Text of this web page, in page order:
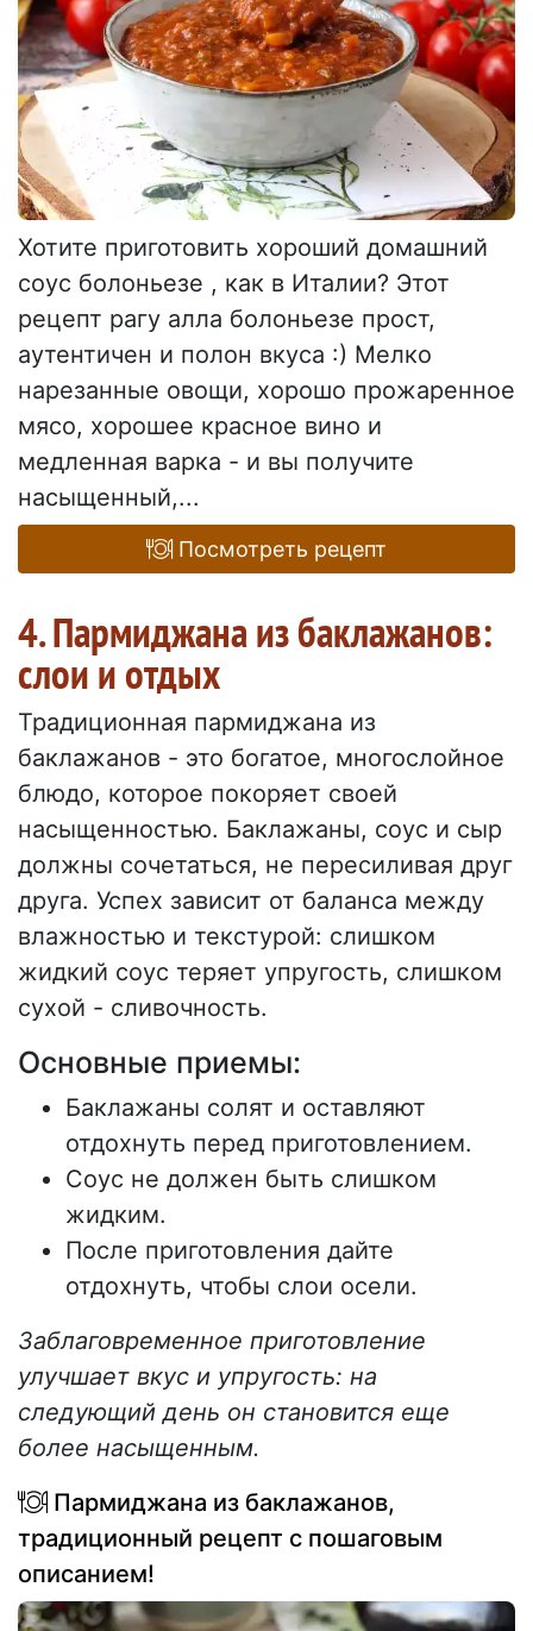
Хотите приготовить хороший домашний
соус болоньезе , как в Италии? Этот
рецепт рагу алла болоньезе прост,
аутентичен и полон вкуса :) Мелко
нарезанные овощи, хорошо прожаренное
мясо, хорошее красное вино и
медленная варка - и вы получите
насыщенный,...
Посмотреть рецепт
4. Пармиджана из баклажанов:
слои и отдых
Традиционная пармиджана из
баклажанов - это богатое, многослойное
блюдо, которое покоряет своей
насыщенностью. Баклажаны, соус и сыр
должны сочетаться, не пересиливая друг
друга. Успех зависит от баланса между
влажностью и текстурой: слишком
жидкий соус теряет упругость, слишком
сухой - сливочность.
Основные приемы:
Баклажаны солят и оставляют
отдохнуть перед приготовлением.
Соус не должен быть слишком
жидким.
После приготовления дайте
отдохнуть, чтобы слои осели.
Заблаговременное приготовление
улучшает вкус и упругость: на
следующий день он становится еще
более насыщенным.
Пармиджана из баклажанов,
традиционный рецепт с пошаговым
описанием!